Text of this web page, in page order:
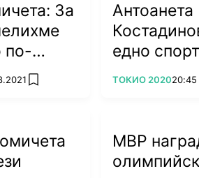
За
по-
add favorites
Антоанета
едно
да
ПОВЕЧЕ ОТ
ТОКИО 202020:45
МВР